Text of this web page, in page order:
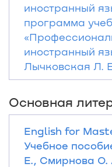
иностранный
программа
иностранный
Лычковская Л.
Основная
English for
Учебное
Е., Смирнова О.